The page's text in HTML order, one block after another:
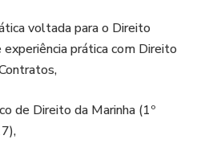
voltada para o Direito
prática com Direito
de Direito da Marinha (1º